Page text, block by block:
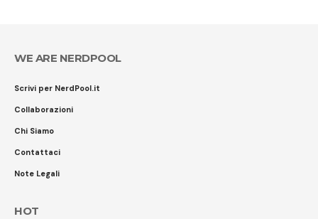
WE ARE NERDPOOL
Scrivi per NerdPool.it
Collaborazioni
Chi Siamo
Contattaci
Note Legali
HOT